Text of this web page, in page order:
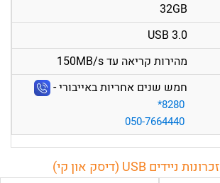
32GB
USB 3.0
מהירות קריאה עד 150MB/s
חמש שנים אחריות באייבורי -
‎*8280
זכרונות ניידים USB (דיסק און קי)